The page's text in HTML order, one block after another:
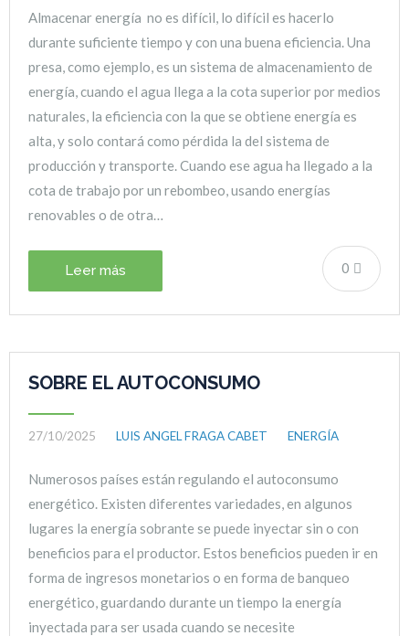
Almacenar energía no es difícil, lo difícil es hacerlo
durante suficiente tiempo y con una buena eficiencia. Una
presa, como ejemplo, es un sistema de almacenamiento de
energía, cuando el agua llega a la cota superior por medios
naturales, la eficiencia con la que se obtiene energía es
alta, y solo contará como pérdida la del sistema de
producción y transporte. Cuando ese agua ha llegado a la
cota de trabajo por un rebombeo, usando energías
renovables o de otra…
0
Leer más
SOBRE EL AUTOCONSUMO
27/10/2025 LUIS ANGEL FRAGA CABET ENERGÍA
Numerosos países están regulando el autoconsumo
energético. Existen diferentes variedades, en algunos
lugares la energía sobrante se puede inyectar sin o con
beneficios para el productor. Estos beneficios pueden ir en
forma de ingresos monetarios o en forma de banqueo
energético, guardando durante un tiempo la energía
inyectada para ser usada cuando se necesite